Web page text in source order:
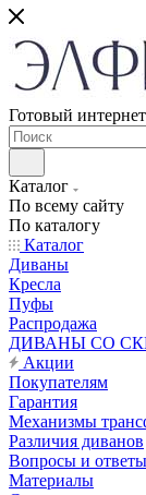
Готовый
Каталог
По всему сайту
По каталогу
Каталог
Диваны
Кресла
Пуфы
Распродажа
ДИВАНЫ СО
Акции
Покупателям
Гарантия
Механизмы
Различия диванов
Вопросы и ответы
Материалы